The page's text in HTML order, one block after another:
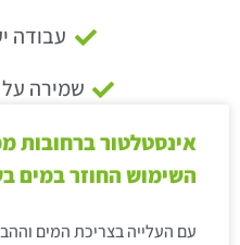
עבודה
שמירה על
אינסטלטור ברחובות
השימוש החוזר במים
עם העלייה בצריכת המים